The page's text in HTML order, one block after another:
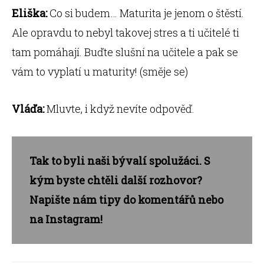
Eliška:Co si budem… Maturita je jenom o štěstí.
Ale opravdu to nebyl takovej stres a ti učitelé ti
tam pomáhají. Buďte slušní na učitele a pak se
vám to vyplatí u maturity! (směje se)
Vláďa:Mluvte, i když nevíte odpověď.
Tak to byli naši bývalí spolužáci. S
kým byste chtěli další rozhovor?
Napište nám tipy do komentářů nebo
na Instagram!